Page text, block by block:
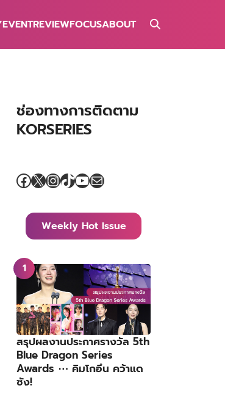
EVENTREVIEWFOCUSABOUT
ช่องทางการติดตาม
KORSERIES
Facebook
X Instagram
TikTok
YouTube
Mail
Weekly Hot Issue
สรุปผลงานประกาศรางวัล 5th
Blue Dragon Series
Awards ⋯ คิมโกอึน คว้าแด
ซัง!